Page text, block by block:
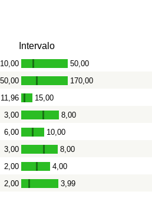
Intervalo
10,00 - 50,00
50,00 - 170,00
11,96 - 15,00
3,00 - 8,00
6,00 - 10,00
3,00 - 8,00
2,00 - 4,00
2,00 - 3,99